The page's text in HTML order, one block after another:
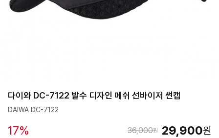
다이와 DC-7122 발수 디자인 메쉬 선바이저 썬캡
DAIWA DC-7122
17% 36,000원 29,900원